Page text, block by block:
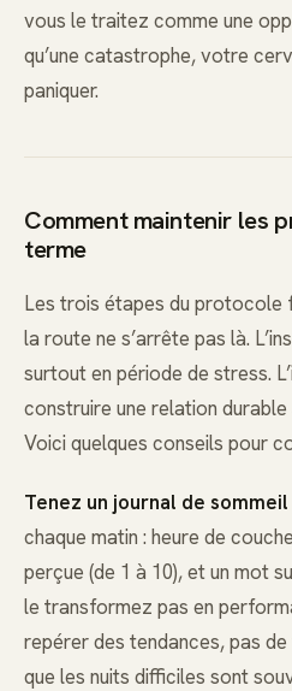
vous le traitez comme une
qu’une catastrophe, votre
paniquer.
Comment maintenir les
terme
Les trois étapes du protocole
la route ne s’arrête pas là.
surtout en période de stress.
construire une relation
Voici quelques conseils pour
Tenez un journal de
chaque matin : heure de
perçue (de 1 à 10), et un mot
le transformez pas en
repérer des tendances, pas
que les nuits difficiles sont